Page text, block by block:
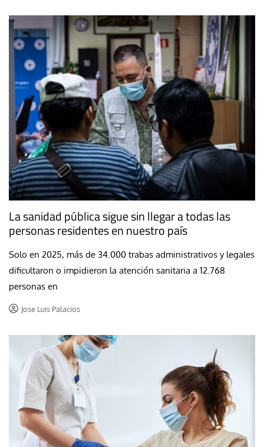
La sanidad pública sigue sin llegar a todas las
personas residentes en nuestro país
Solo en 2025, más de 34.000 trabas administrativos y legales
dificultaron o impidieron la atención sanitaria a 12.768
personas en
Jose Luis Palacios